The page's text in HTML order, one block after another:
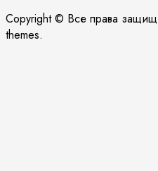
Copyright © Все права
themes.